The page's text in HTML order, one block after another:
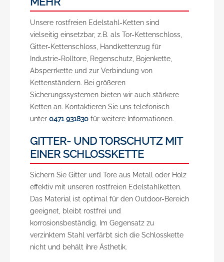
Unsere rostfreien Edelstahl-Ketten sind
vielseitig einsetzbar, z.B. als Tor-Kettenschloss,
Gitter-Kettenschloss, Handkettenzug für
Industrie-Rolltore, Regenschutz, Bojenkette,
Absperrkette und zur Verbindung von
Kettenständern. Bei größeren
Sicherungssystemen bieten wir auch stärkere
Ketten an. Kontaktieren Sie uns telefonisch
unter 0471 931830 für weitere Informationen.
GITTER- UND TORSCHUTZ MIT
EINER SCHLOSSKETTE
Sichern Sie Gitter und Tore aus Metall oder Holz
effektiv mit unseren rostfreien Edelstahlketten.
Das Material ist optimal für den Outdoor-Bereich
geeignet, bleibt rostfrei und
korrosionsbeständig. Im Gegensatz zu
verzinktem Stahl verfärbt sich die Schlosskette
nicht und behält ihre Ästhetik.